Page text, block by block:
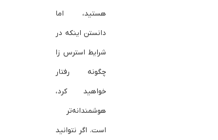
هستید، اما
دانستن اینکه در
شرایط استرس زا
چگونه رفتار
خواهید کرد،
هوشمندانه‌تر
است. اگر نتوانید